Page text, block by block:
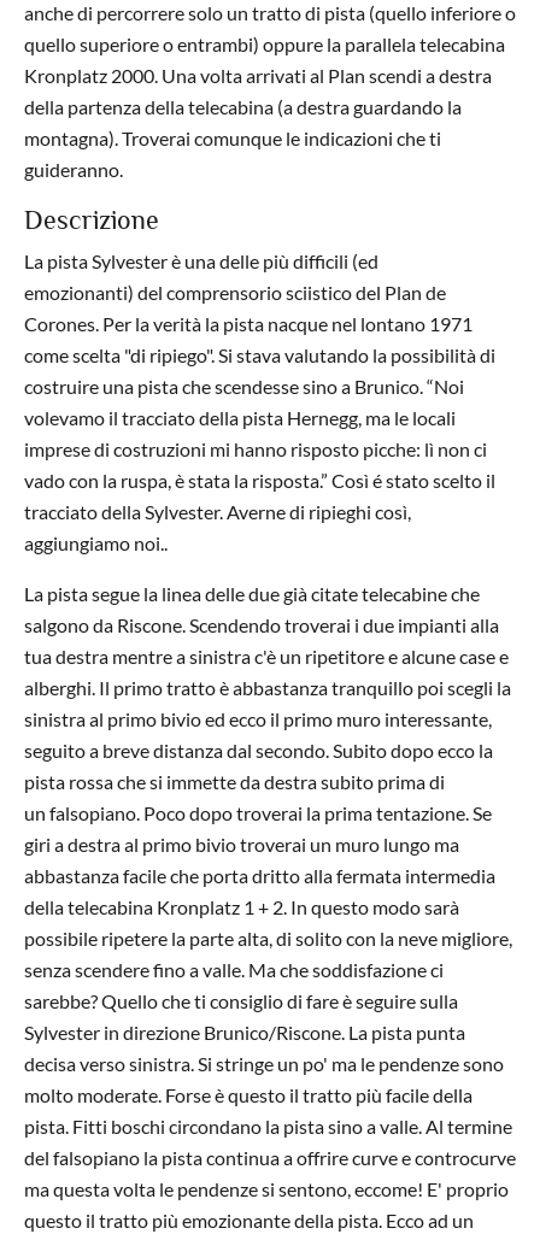
anche di percorrere solo un tratto di pista (quello inferiore o
quello superiore o entrambi) oppure la parallela telecabina
Kronplatz 2000. Una volta arrivati al Plan scendi a destra
della partenza della telecabina (a destra guardando la
montagna). Troverai comunque le indicazioni che ti
guideranno.
Descrizione
La pista Sylvester è una delle più difficili (ed
emozionanti) del comprensorio sciistico del Plan de
Corones. Per la verità la pista nacque nel lontano 1971
come scelta "di ripiego". Si stava valutando la possibilità di
costruire una pista che scendesse sino a Brunico. “Noi
volevamo il tracciato della pista Hernegg, ma le locali
imprese di costruzioni mi hanno risposto picche: lì non ci
vado con la ruspa, è stata la risposta.” Così é stato scelto il
tracciato della Sylvester. Averne di ripieghi così,
aggiungiamo noi..
La pista segue la linea delle due già citate telecabine che
salgono da Riscone. Scendendo troverai i due impianti alla
tua destra mentre a sinistra c'è un ripetitore e alcune case e
alberghi. Il primo tratto è abbastanza tranquillo poi scegli la
sinistra al primo bivio ed ecco il primo muro interessante,
seguito a breve distanza dal secondo. Subito dopo ecco la
pista rossa che si immette da destra subito prima di
un falsopiano. Poco dopo troverai la prima tentazione. Se
giri a destra al primo bivio troverai un muro lungo ma
abbastanza facile che porta dritto alla fermata intermedia
della telecabina Kronplatz 1 + 2. In questo modo sarà
possibile ripetere la parte alta, di solito con la neve migliore,
senza scendere fino a valle. Ma che soddisfazione ci
sarebbe? Quello che ti consiglio di fare è seguire sulla
Sylvester in direzione Brunico/Riscone. La pista punta
decisa verso sinistra. Si stringe un po' ma le pendenze sono
molto moderate. Forse è questo il tratto più facile della
pista. Fitti boschi circondano la pista sino a valle. Al termine
del falsopiano la pista continua a offrire curve e controcurve
ma questa volta le pendenze si sentono, eccome! E' proprio
questo il tratto più emozionante della pista. Ecco ad un